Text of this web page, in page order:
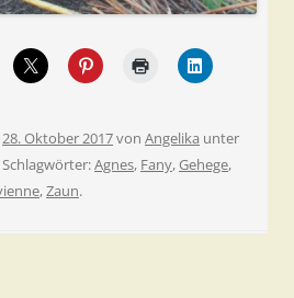
28. Oktober 2017von Angelika unter
Agnes, Fany, Gehege,
,Zaun.